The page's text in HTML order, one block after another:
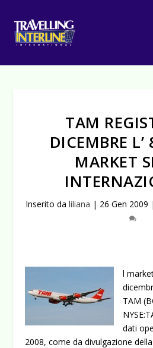
TAM
DICEMBRE
MARKET
Inserito da liliana | 26 Gen 2009 |
l
TAM
dati
2008, come da divulgazione